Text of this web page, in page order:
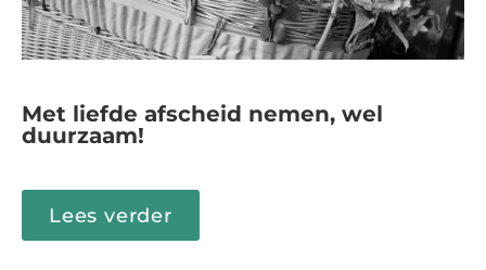
Met liefde afscheid nemen, wel
duurzaam!
Lees verder